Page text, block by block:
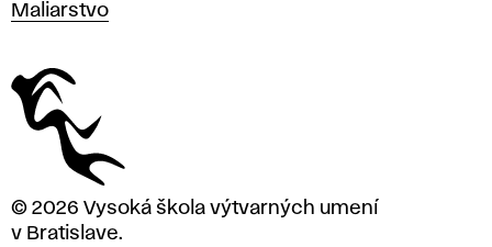
Katedry
Maliarstvo
© 2026 Vysoká škola výtvarných umení
v Bratislave.